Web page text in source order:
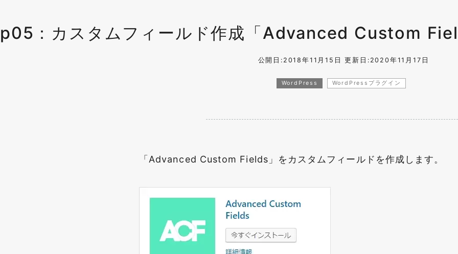
p05：カスタムフィールド作成「Advanced Custom
公開日:2018年11月15日 更新日:2020年11月17日
WordPress WordPressプラグイン
「Advanced Custom Fields」をカスタムフィールドを作成します。